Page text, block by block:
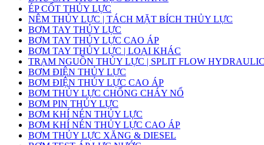
ÉP CỐT THỦY LỰC
NÊM THỦY LỰC | TÁCH MẶT BÍCH THỦY LỰC
BƠM TAY THỦY LỰC
BƠM TAY THỦY LỰC CAO ÁP
BƠM TAY THỦY LỰC | LOẠI KHÁC
TRẠM NGUỒN THỦY LỰC | SPLIT FLOW
BƠM ĐIỆN THỦY LỰC
BƠM ĐIỆN THỦY LỰC CAO ÁP
BƠM THỦY LỰC CHỐNG CHÁY NỔ
BƠM PIN THỦY LỰC
BƠM KHÍ NÉN THỦY LỰC
BƠM KHÍ NÉN THỦY LỰC CAO ÁP
BƠM THỦY LỰC XĂNG & DIESEL